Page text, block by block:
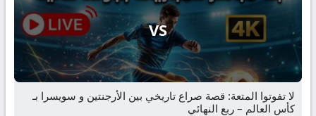
VS
لا تفوتوا المتعة: قصة صراع تاريخي بين الأرجنتين و سويسرا بـ
كأس العالم – ربع النهائي